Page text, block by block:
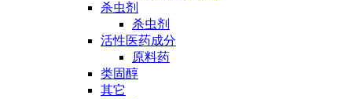
杀虫剂
杀虫剂
活性医药成分
原料药
类固醇
其它